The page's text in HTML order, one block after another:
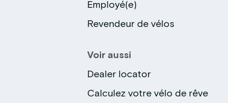
Employé(e)
Revendeur de vélos
Voir aussi
Dealer locator
Calculez votre vélo de rêve